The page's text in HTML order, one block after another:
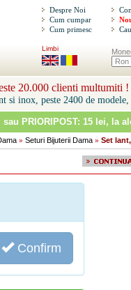
Despre Noi
Cum cumpar
Cum primesc
Limbi
20.000 clienti multumiti !
si inox, peste 2400 de modele,
sau PRIORIPOST: 15 lei, la
» Seturi Bijuterii Dama » Set
Confirm